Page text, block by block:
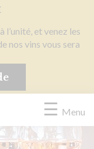
l’unité, et venez les
nos vins vous sera
☰ Menu